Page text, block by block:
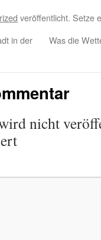
veröffentlicht. Setze
in der
Was die
nicht